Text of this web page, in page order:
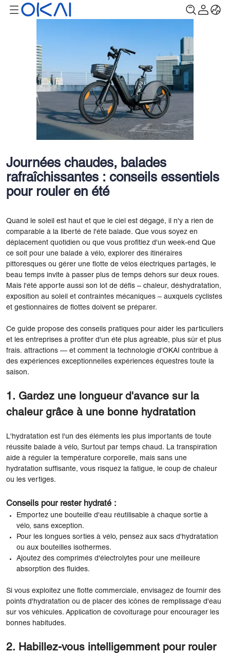
Journées chaudes, balades
rafraîchissantes : conseils essentiels
pour rouler en été
Quand le soleil est haut et que le ciel est dégagé, il n'y a rien de
comparable à la liberté de l'été balade. Que vous soyez en
déplacement quotidien ou que vous profitiez d'un week-end Que
ce soit pour une balade à vélo, explorer des itinéraires
pittoresques ou gérer une flotte de vélos électriques partagés, le
beau temps invite à passer plus de temps dehors sur deux roues.
Mais l'été apporte aussi son lot de défis – chaleur, déshydratation,
exposition au soleil et contraintes mécaniques – auxquels cyclistes
et gestionnaires de flottes doivent se préparer.
Ce guide propose des conseils pratiques pour aider les particuliers
et les entreprises à profiter d'un été plus agréable, plus sûr et plus
frais. attractions — et comment la technologie d'OKAI contribue à
des expériences exceptionnelles expériences équestres toute la
saison.
1. Gardez une longueur d'avance sur la
chaleur grâce à une bonne hydratation
L'hydratation est l'un des éléments les plus importants de toute
réussite balade à vélo, Surtout par temps chaud. La transpiration
aide à réguler la température corporelle, mais sans une
hydratation suffisante, vous risquez la fatigue, le coup de chaleur
ou les vertiges.
Conseils pour rester hydraté :
Emportez une bouteille d'eau réutilisable à chaque sortie à
vélo, sans exception.
Pour les longues sorties à vélo, pensez aux sacs d'hydratation
ou aux bouteilles isothermes.
Ajoutez des comprimés d'électrolytes pour une meilleure
absorption des fluides.
Si vous exploitez une flotte commerciale, envisagez de fournir des
points d'hydratation ou de placer des icônes de remplissage d'eau
sur vos véhicules. Application de covoiturage pour encourager les
bonnes habitudes.
2. Habillez-vous intelligemment pour rouler